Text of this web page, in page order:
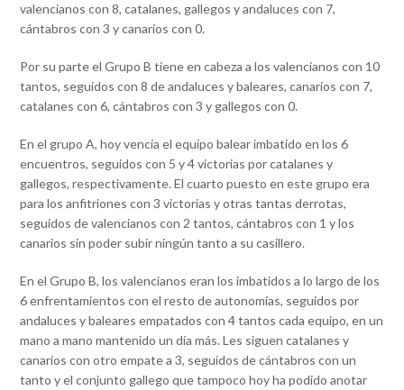
valencianos con 8, catalanes, gallegos y andaluces con 7,
cántabros con 3 y canarios con 0.
Por su parte el Grupo B tiene en cabeza a los valencianos con 10
tantos, seguidos con 8 de andaluces y baleares, canarios con 7,
catalanes con 6, cántabros con 3 y gallegos con 0.
En el grupo A, hoy vencía el equipo balear imbatido en los 6
encuentros, seguidos con 5 y 4 victorias por catalanes y
gallegos, respectivamente. El cuarto puesto en este grupo era
para los anfitriones con 3 victorias y otras tantas derrotas,
seguidos de valencianos con 2 tantos, cántabros con 1 y los
canarios sin poder subir ningún tanto a su casillero.
En el Grupo B, los valencianos eran los imbatidos a lo largo de los
6 enfrentamientos con el resto de autonomías, seguidos por
andaluces y baleares empatados con 4 tantos cada equipo, en un
mano a mano mantenido un día más. Les siguen catalanes y
canarios con otro empate a 3, seguidos de cántabros con un
tanto y el conjunto gallego que tampoco hoy ha podido anotar